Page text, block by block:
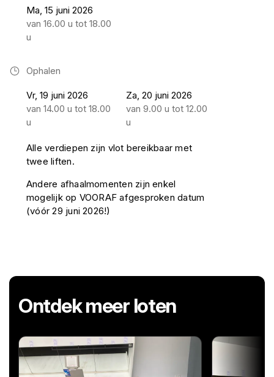
Ma, 15 juni 2026
van 16.00 u tot 18.00
u
Ophalen
Vr, 19 juni 2026
van 14.00 u tot 18.00
u
Za, 20 juni 2026
van 9.00 u tot 12.00
u
Alle verdiepen zijn vlot bereikbaar met
twee liften.
Andere afhaalmomenten zijn enkel
mogelijk op VOORAF afgesproken datum
(vóór 29 juni 2026!)
Ontdek meer loten